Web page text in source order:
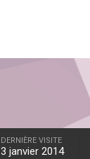
DERNIÈRE VISITE
3 janvier 2014